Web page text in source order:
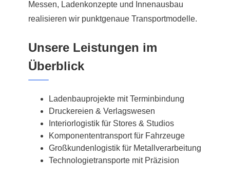
Messen, Ladenkonzepte und Innenausbau
realisieren wir punktgenaue Transportmodelle.
Unsere Leistungen im
Überblick
Ladenbauprojekte mit Terminbindung
Druckereien & Verlagswesen
Interiorlogistik für Stores & Studios
Komponententransport für Fahrzeuge
Großkundenlogistik für Metallverarbeitung
Technologietransporte mit Präzision